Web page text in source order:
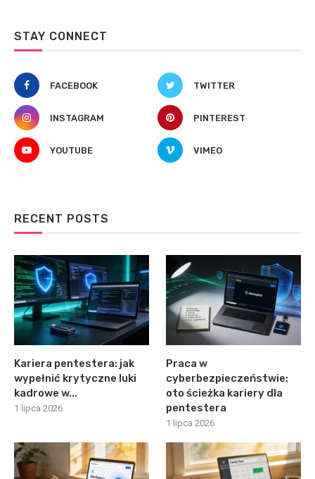
STAY CONNECT
FACEBOOK TWITTER
INSTAGRAM PINTEREST
YOUTUBE VIMEO
RECENT POSTS
Kariera pentestera: jak
wypełnić krytyczne luki
kadrowe w...
1 lipca 2026
Praca w
cyberbezpieczeństwie:
oto ścieżka kariery dla
pentestera
1 lipca 2026